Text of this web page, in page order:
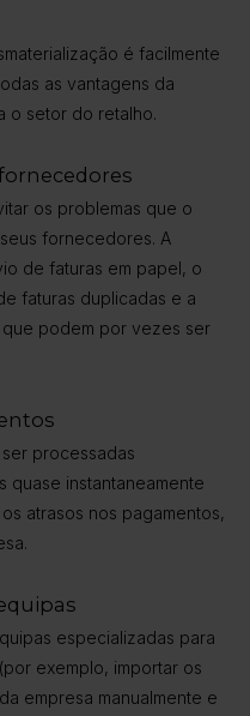
é facilmente
as vantagens da
o setor do retalho.
os problemas que o
fornecedores. A
de faturas em papel, o
faturas duplicadas e a
podem por vezes ser
processadas
quase instantaneamente
atrasos nos pagamentos,
especializadas para
exemplo, importar os
empresa manualmente e